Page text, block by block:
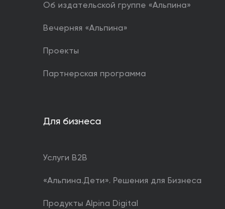
Об издательской группе «Альпина»
Вечерняя «Альпина»
Проекты
Партнерская программа
Для бизнеса
Услуги B2B
«Альпина.Дети». Решения для Бизнеса
Продукты Alpina Digital